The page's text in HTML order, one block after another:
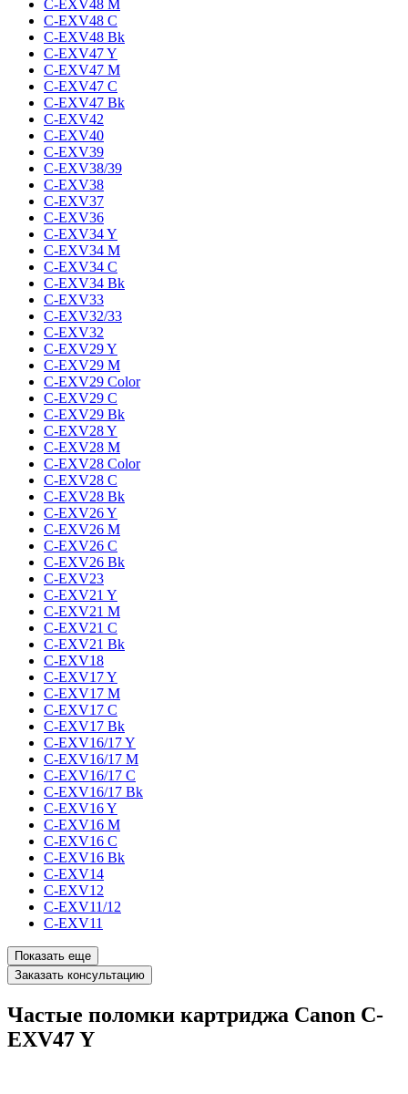
C-EXV48 M
C-EXV48 C
C-EXV48 Bk
C-EXV47 Y
C-EXV47 M
C-EXV47 C
C-EXV47 Bk
C-EXV42
C-EXV40
C-EXV39
C-EXV38/39
C-EXV38
C-EXV37
C-EXV36
C-EXV34 Y
C-EXV34 M
C-EXV34 C
C-EXV34 Bk
C-EXV33
C-EXV32/33
C-EXV32
C-EXV29 Y
C-EXV29 M
C-EXV29 Color
C-EXV29 C
C-EXV29 Bk
C-EXV28 Y
C-EXV28 M
C-EXV28 Color
C-EXV28 C
C-EXV28 Bk
C-EXV26 Y
C-EXV26 M
C-EXV26 C
C-EXV26 Bk
C-EXV23
C-EXV21 Y
C-EXV21 M
C-EXV21 C
C-EXV21 Bk
C-EXV18
C-EXV17 Y
C-EXV17 M
C-EXV17 C
C-EXV17 Bk
C-EXV16/17 Y
C-EXV16/17 M
C-EXV16/17 C
C-EXV16/17 Bk
C-EXV16 Y
C-EXV16 M
C-EXV16 C
C-EXV16 Bk
C-EXV14
C-EXV12
C-EXV11/12
C-EXV11
Показать еще
Заказать консультацию
Частые поломки картриджа Canon C-
EXV47 Y